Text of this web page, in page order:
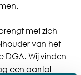
met zich
van het
DGA. Wij vinden
een aantal